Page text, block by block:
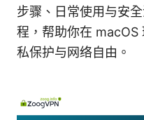
步骤、日常使用与安
程，帮助你在 macOS
私保护与网络自由。